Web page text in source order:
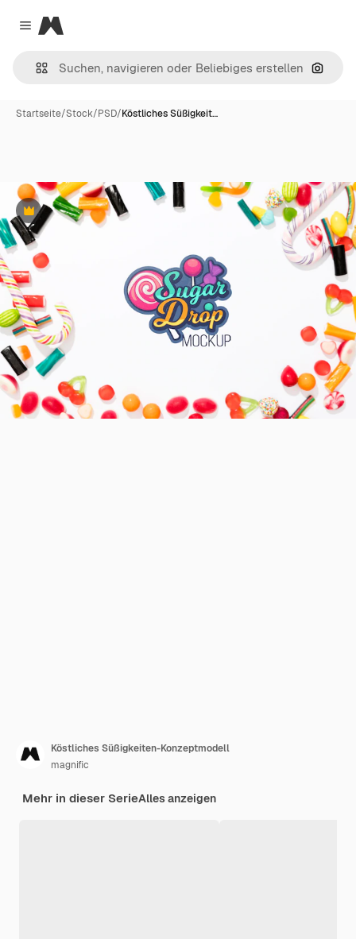
Close menu
Magnific
Nach
Startseite/Stock/PSD/Köstliches Süßigkeit…
Premium
Köstliches Süßigkeiten-Konzeptmodell
magnific
Mehr in dieser SerieAlles anzeigen